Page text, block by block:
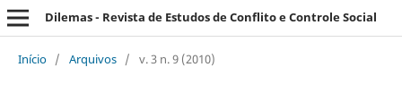
Dilemas - Revista de Estudos de Conflito e Controle Social
Início / Arquivos / v. 3 n. 9 (2010)